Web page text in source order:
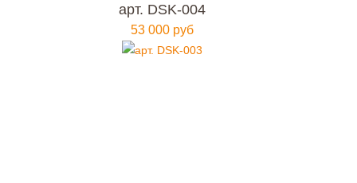
арт. DSK-004
53 000 руб